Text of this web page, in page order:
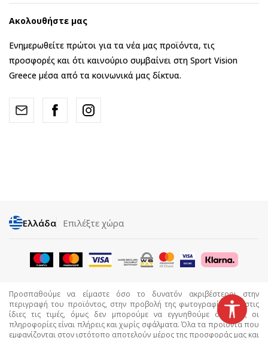
Ακολουθήστε μας
Ενημερωθείτε πρώτοι για τα νέα μας προϊόντα, τις
προσφορές και ότι καινούριο συμβαίνει στη Sport Vision
Greece μέσα από τα κοινωνικά μας δίκτυα.
Ελλάδα Επιλέξτε χώρα
Προσπαθούμε να είμαστε όσο το δυνατόν ακριβέστεροι στην
περιγραφή του προϊόντος, στην προβολή της φωτογραφίας και στις
ίδιες τις τιμές, όμως δεν μπορούμε να εγγυηθούμε ότι όλες οι
πληροφορίες είναι πλήρεις και χωρίς σφάλματα. Όλα τα προϊόντα που
εμφανίζονται στον ιστότοπο αποτελούν μέρος της προσφοράς μας και